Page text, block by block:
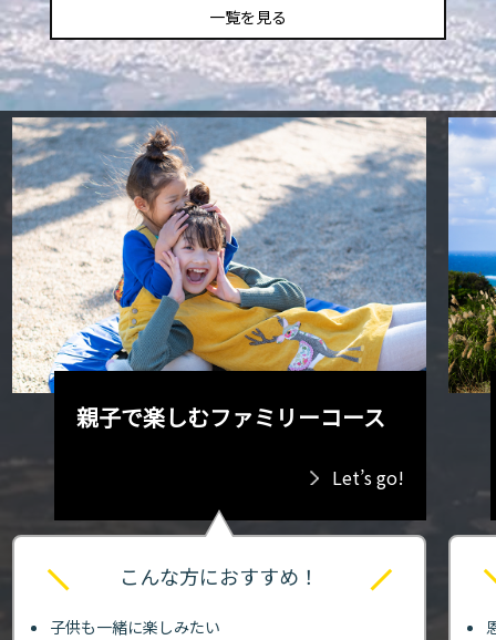
一覧を見る
親子で楽しむファミリーコース
Let’s go!
こんな方におすすめ！
子供も一緒に楽しみたい